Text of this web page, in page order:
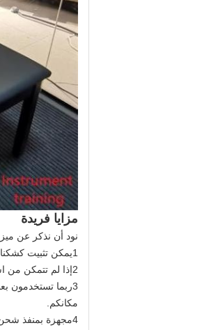
مزايا فريدة
نود أن نذكر عن
1يمكن تثبيت كشكنا بسهولة وسرعة لا تصدق بدون استخدام مفك المسامير خلال 15 دقيقة بواسطة اثنين من الموظفين الخبيثين
2إذا لم تتمكن من استخدام الإنترنت اللاسلكي في الأماكن العامة بسبب الأمن، لا تقلق، لدينا واجهة كابل مجهزة في المقبس الكهربائي.
3ربما تستخدمون
مكانكم.
4مجهزة بمنفذ شحن USB، يمكنك شحن الأجهزة اللاسلكية في أي وقت.